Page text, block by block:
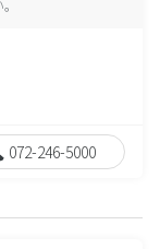
072-246-5000